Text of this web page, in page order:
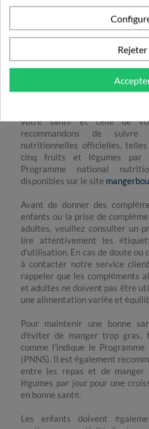
enfant. Plus d'informations
Produits alimentaires pour
pas se substituer à une
votre santé et celle de
recommandons de suivre
nutritionnelles officielles,
cinq fruits et légumes par
Programme national
disponibles sur le site
Avant de donner des
enfants ou la prise de
adultes, veuillez consulter un
lire attentivement les
d'utilisation. En cas de doute ou
à contacter notre service
rappeler que les compléments
et adultes ne doivent pas être
une alimentation variée et
Pour maintenir une bonne
d'éviter de manger trop gras,
comme l'indique le
(PNNS). Il est également
entre les repas et de
légumes par jour pour une
en bonne santé.
Les enfants doivent
Rejeter